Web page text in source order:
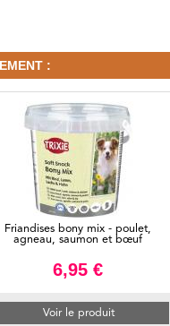
:
Friandises bony mix - poulet,
agneau, saumon et bœuf
6,95 €
Voir le produit